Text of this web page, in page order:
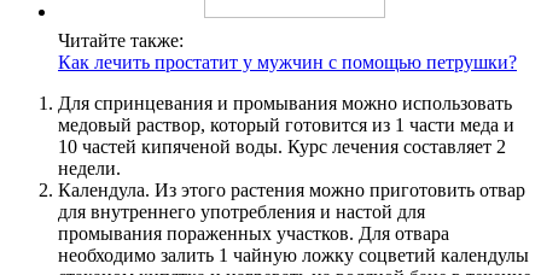
Читайте также:
Как лечить простатит у мужчин с помощью петрушки?
Для спринцевания и промывания можно использовать
медовый раствор, который готовится из 1 части меда и
10 частей кипяченой воды. Курс лечения составляет 2
недели.
Календула. Из этого растения можно приготовить отвар
для внутреннего употребления и настой для
промывания пораженных участков. Для отвара
необходимо залить 1 чайную ложку соцветий календулы